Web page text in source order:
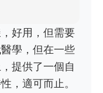
好用，但需要
學，但在一些
提供了一個自
，適可而止。